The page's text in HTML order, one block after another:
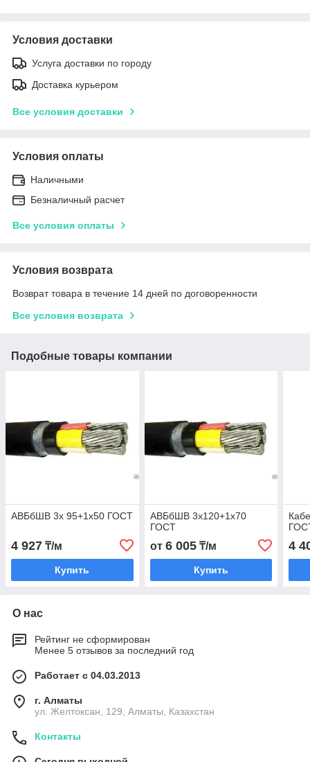
Условия доставки
Услуга доставки по городу
Доставка курьером
Все условия доставки
Условия оплаты
Наличными
Безналичный расчет
Все условия оплаты
Условия возврата
Возврат товара в течение 14 дней по договоренности
Все условия возврата
Подобные товары компании
АВБбШВ 3х 95+1х50 ГОСТ
4 927 ₸/м
Купить
АВБбШВ 3х120+1х70
ГОСТ
от 6 005₸/м
Купить
4
О нас
Рейтинг не сформирован
Менее 5 отзывов за последний год
Работает с 04.03.2013
г. Алматы
ул. Желтоксан, 129, Алматы, Казахстан
Контакты